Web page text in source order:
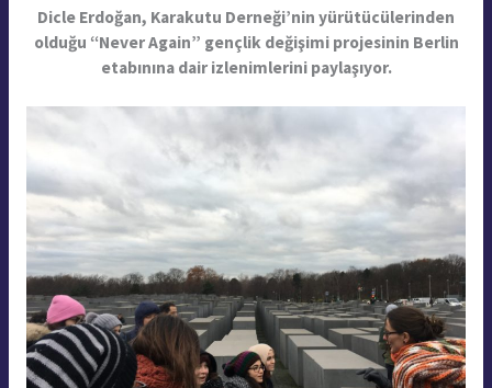
Dicle Erdoğan, Karakutu Derneği’nin yürütücülerinden
olduğu “Never Again” gençlik değişimi projesinin Berlin
etabınına dair izlenimlerini paylaşıyor.